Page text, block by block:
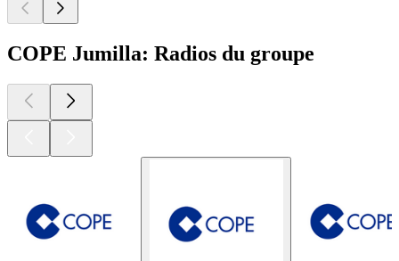
COPE Jumilla: Radios du groupe